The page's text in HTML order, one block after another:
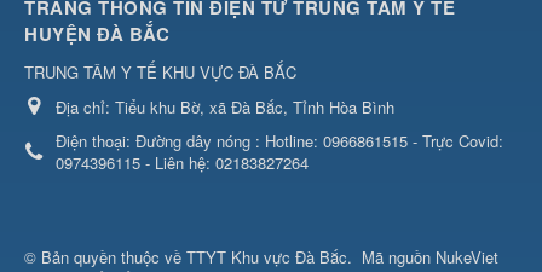
TRANG THÔNG TIN ĐIỆN TỬ TRUNG TÂM Y TẾ
HUYỆN ĐÀ BẮC
TRUNG TÂM Y TẾ KHU VỰC ĐÀ BẮC
Địa chỉ: Tiểu khu Bờ, xã Đà Bắc, Tỉnh Hòa Bình
Điện thoại: Đường dây nóng : Hotline: 0966861515 - Trực Covid:
0974396115 - Liên hệ: 02183827264
© Bản quyền thuộc về TTYT Khu vực Đà Bắc. Mã nguồn NukeViet